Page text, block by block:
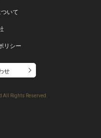
いて
リシー
せ
Rights Reserved.